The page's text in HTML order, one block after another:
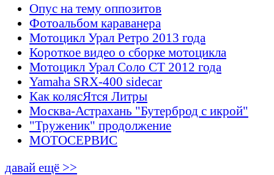
Опус на тему оппозитов
Фотоальбом караванера
Мотоцикл Урал Ретро 2013 года
Короткое видео о сборке мотоцикла
Мотоцикл Урал Соло СТ 2012 года
Yamaha SRX-400 sidecar
Как колясЯтся Литры
Москва-Астрахань "Бутерброд с икрой"
"Труженик" продолжение
МОТОСЕРВИС
давай ещё >>